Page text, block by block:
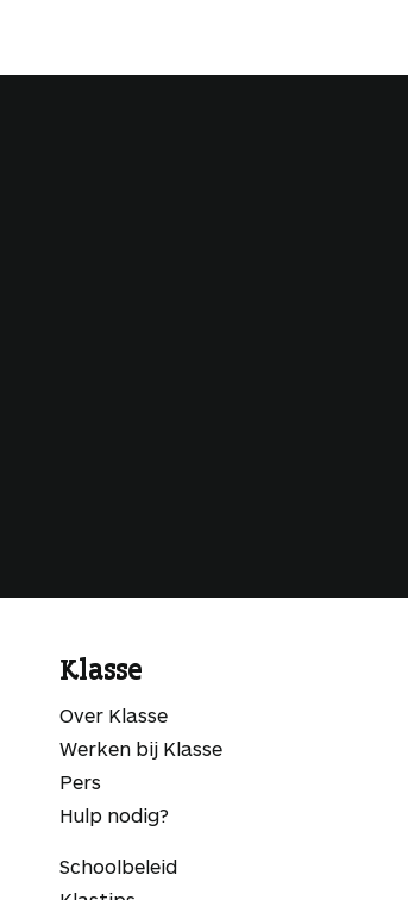
Klasse
Over Klasse
Werken bij Klasse
Pers
Hulp nodig?
Schoolbeleid